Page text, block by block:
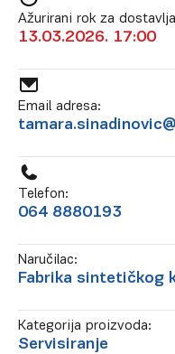
Ažurirani rok za
13.03.2026. 17:00
Email adresa:
Telefon:
064 8880193
Naručilac:
Fabrika sintetičkog
Kategorija proizvoda:
Servisiranje